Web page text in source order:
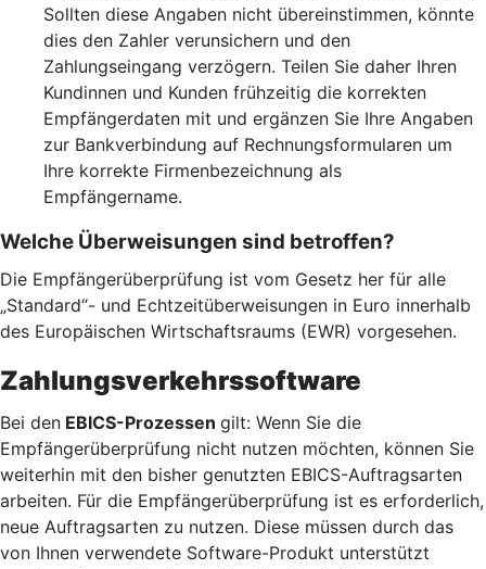
Sollten diese Angaben nicht übereinstimmen, könnte
dies den Zahler verunsichern und den
Zahlungseingang verzögern. Teilen Sie daher Ihren
Kundinnen und Kunden frühzeitig die korrekten
Empfängerdaten mit und ergänzen Sie Ihre Angaben
zur Bankverbindung auf Rechnungsformularen um
Ihre korrekte Firmenbezeichnung als
Empfängername.
Welche Überweisungen sind betroffen?
Die Empfängerüberprüfung ist vom Gesetz her für alle
„Standard“- und Echtzeitüberweisungen in Euro innerhalb
des Europäischen Wirtschaftsraums (EWR) vorgesehen.
Zahlungsverkehrssoftware
Bei den EBICS-Prozessen gilt: Wenn Sie die
Empfängerüberprüfung nicht nutzen möchten, können Sie
weiterhin mit den bisher genutzten EBICS-Auftragsarten
arbeiten. Für die Empfängerüberprüfung ist es erforderlich,
neue Auftragsarten zu nutzen. Diese müssen durch das
von Ihnen verwendete Software-Produkt unterstützt